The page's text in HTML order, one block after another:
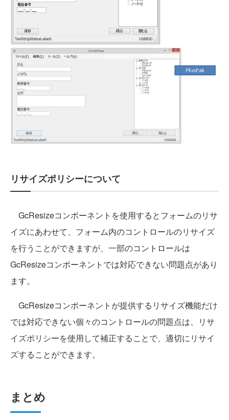
リサイズポリシーについて
GcResizeコンポーネントを使用するとフォームのリサ
イズにあわせて、フォーム内のコントロールのリサイズ
を行うことができますが、一部のコントロールは
GcResizeコンポーネントでは対応できない問題点があり
ます。
GcResizeコンポーネントが提供するリサイズ機能だけ
では対応できない個々のコントロールの問題点は、リサ
イズポリシーを使用して補正することで、適切にリサイ
ズすることができます。
まとめ